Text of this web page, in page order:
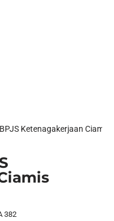
Ketenagakerjaan Ciamis
382